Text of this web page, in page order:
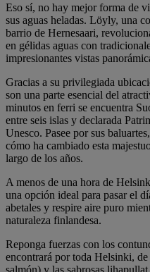
Eso sí, no hay mejor forma de
sus aguas heladas. Löyly, una
barrio de Hernesaari,
en gélidas aguas con
impresionantes vistas
Gracias a su privilegiada
son una parte esencial del
minutos en ferri se encuentra
entre seis islas y declarada
Unesco. Pasee por sus
cómo ha cambiado esta
largo de los años.
A menos de una hora de
una opción ideal para pasar el
abetales y respire aire puro
naturaleza finlandesa.
Reponga fuerzas con los
encontrará por toda Helsinki,
salmón) y las sabrosas